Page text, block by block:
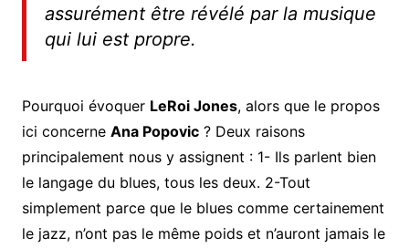
assurément être révélé par la musique
qui lui est propre.
Pourquoi évoquer LeRoi Jones, alors que le propos
ici concerne Ana Popovic? Deux raisons
principalement nous y assignent : 1- Ils parlent bien
le langage du blues, tous les deux. 2-Tout
simplement parce que le blues comme certainement
le jazz, n’ont pas le même poids et n’auront jamais le